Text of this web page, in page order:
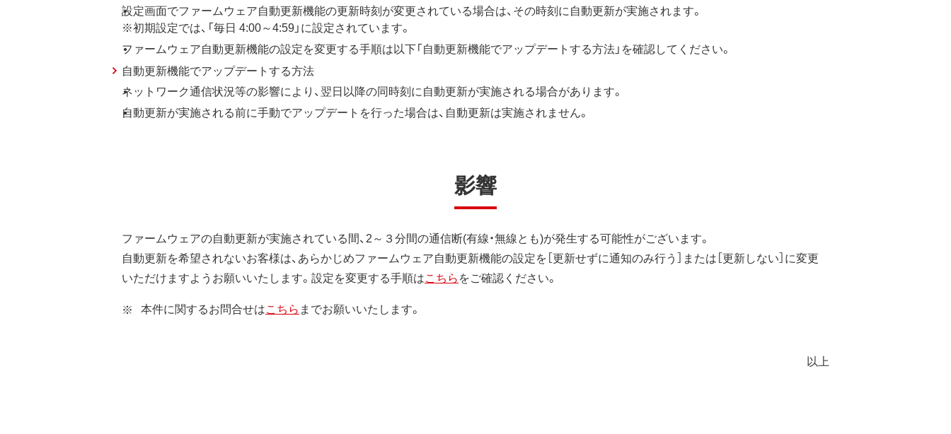
設定画面でファームウェア自動更新機能の更新時刻が変更されている場合は、その時刻に自動更新が実施されます。
※初期設定では、「毎日 4:00～4:59」に設定されています。
ファームウェア自動更新機能の設定を変更する手順は以下「自動更新機能でアップデートする方法」を確認してください。
自動更新機能でアップデートする方法
ネットワーク通信状況等の影響により、翌日以降の同時刻に自動更新が実施される場合があります。
自動更新が実施される前に手動でアップデートを行った場合は、自動更新は実施されません。
影響
ファームウェアの自動更新が実施されている間、2～３分間の通信断(有線・無線とも)が発生する可能性がございます。
自動更新を希望されないお客様は、あらかじめファームウェア自動更新機能の設定を［更新せずに通知のみ行う］または［更新しない］に変更
いただけますようお願いいたします。設定を変更する手順はこちらをご確認ください。
本件に関するお問合せはこちら までお願いいたします。
以上